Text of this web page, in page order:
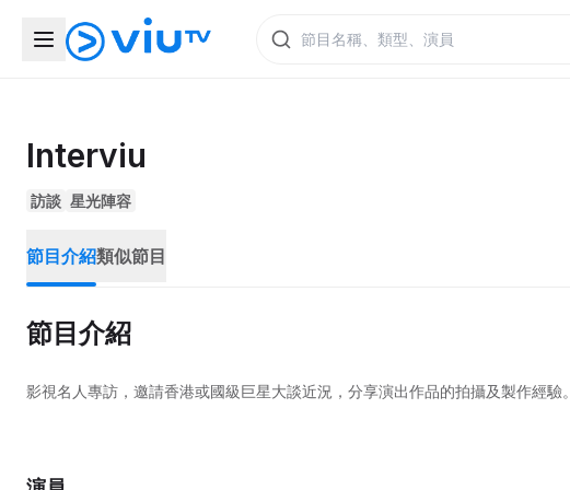
Interviu
訪談 星光陣容
節目介紹類似節目
節目介紹
影視名人專訪，邀請香港或國級巨星大談近況，分享演出作品的拍攝及製作經驗。